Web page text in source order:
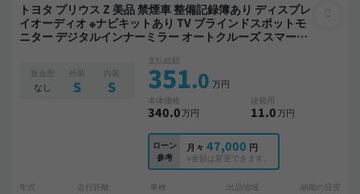
トヨタ プリウス Z 美品 禁煙車 整備記録簿あり ディスプレ
イオーディオ ※ナビキットあり TV ブラインドスポットモ
ニター デジタルインナーミラー オートクルーズ スマート
板金歴
なし
外装
S
内装
S
支払総額
351.0 万円
本体価格
340.0万円
諸費用
11.0万円
ローン
参考
月々 47,000 円
※金額は変更できます。
年式 走行距離 車検 出品地域 納期の目安